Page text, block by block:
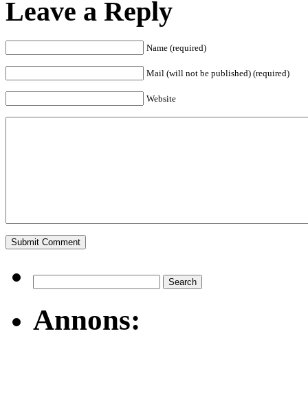
Leave a Reply
Name (required)
Mail (will not be published) (required)
Website
Annons: